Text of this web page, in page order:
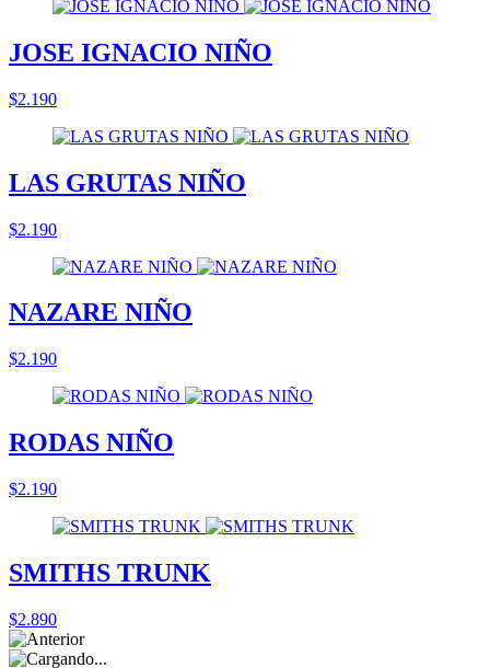
JOSE IGNACIO NIÑO
$2.190
LAS GRUTAS NIÑO
$2.190
NAZARE NIÑO
$2.190
RODAS NIÑO
$2.190
SMITHS TRUNK
$2.890